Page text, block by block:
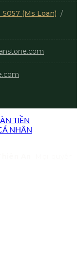
5057 (Ms Loan) /
TIỀN
NHÂN